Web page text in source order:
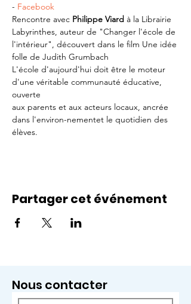
- Facebook
Rencontre avec Philippe Viard à la Librairie
Labyrinthes, auteur de "Changer l'école de
l'intérieur", découvert dans le film Une idée
folle de Judith Grumbach
L'école d'aujourd'hui doit être le moteur
d'une véritable communauté éducative,
ouverte
aux parents et aux acteurs locaux, ancrée
dans l'environ-nementet le quotidien des
élèves.
Partager cet événement
Nous contacter